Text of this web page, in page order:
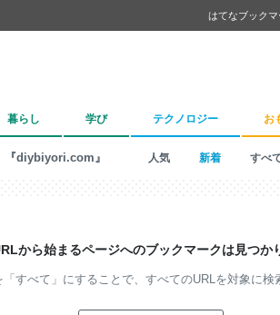
はてなブックマ
暮らし 学び テクノロジー お
『diybiyori.com』 人気 新着 すべ
から始まるページへのブックマークは見つか
すべて」にすることで、 すべてのURLを対象に検